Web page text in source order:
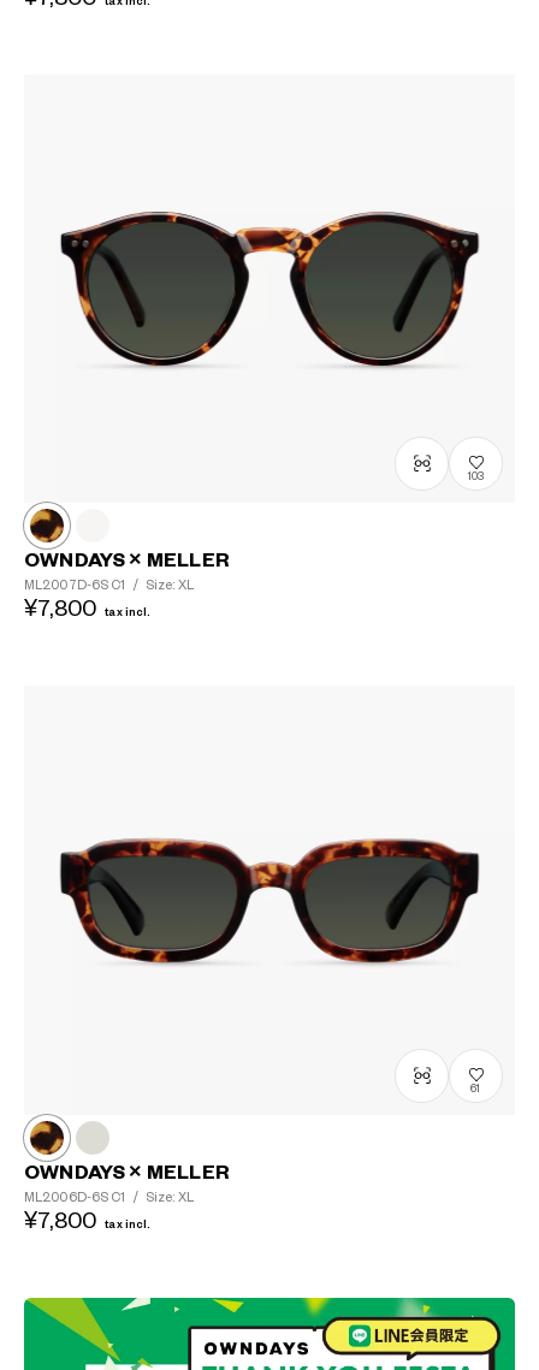
103
OWNDAYS × MELLER
ML2007D-6S C1 / Size: XL
¥7,800 tax incl.
61
OWNDAYS × MELLER
ML2006D-6S C1 / Size: XL
¥7,800 tax incl.